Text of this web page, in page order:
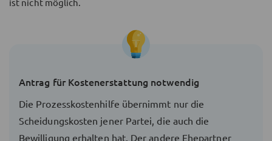
ist nicht möglich.
Antrag für Kostenerstattung notwendig
Die Prozesskostenhilfe übernimmt nur die
Scheidungskosten jener Partei, die auch die
Bewilligung erhalten hat. Der andere Ehepartner